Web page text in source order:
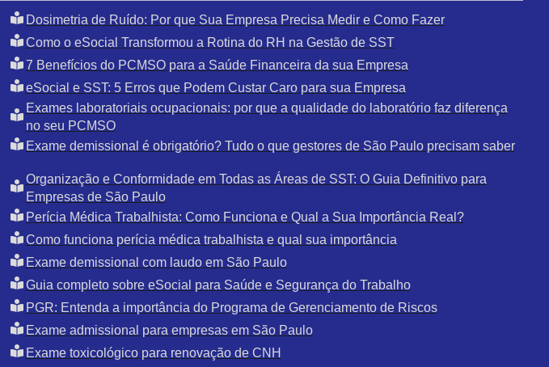
Dosimetria de Ruído: Por que Sua Empresa Precisa Medir e Como Fazer
Como o eSocial Transformou a Rotina do RH na Gestão de SST
7 Benefícios do PCMSO para a Saúde Financeira da sua Empresa
eSocial e SST: 5 Erros que Podem Custar Caro para sua Empresa
Exames laboratoriais ocupacionais: por que a qualidade do laboratório faz diferença
no seu PCMSO
Exame demissional é obrigatório? Tudo o que gestores de São Paulo precisam saber
Organização e Conformidade em Todas as Áreas de SST: O Guia Definitivo para
Empresas de São Paulo
Perícia Médica Trabalhista: Como Funciona e Qual a Sua Importância Real?
Como funciona perícia médica trabalhista e qual sua importância
Exame demissional com laudo em São Paulo
Guia completo sobre eSocial para Saúde e Segurança do Trabalho
PGR: Entenda a importância do Programa de Gerenciamento de Riscos
Exame admissional para empresas em São Paulo
Exame toxicológico para renovação de CNH